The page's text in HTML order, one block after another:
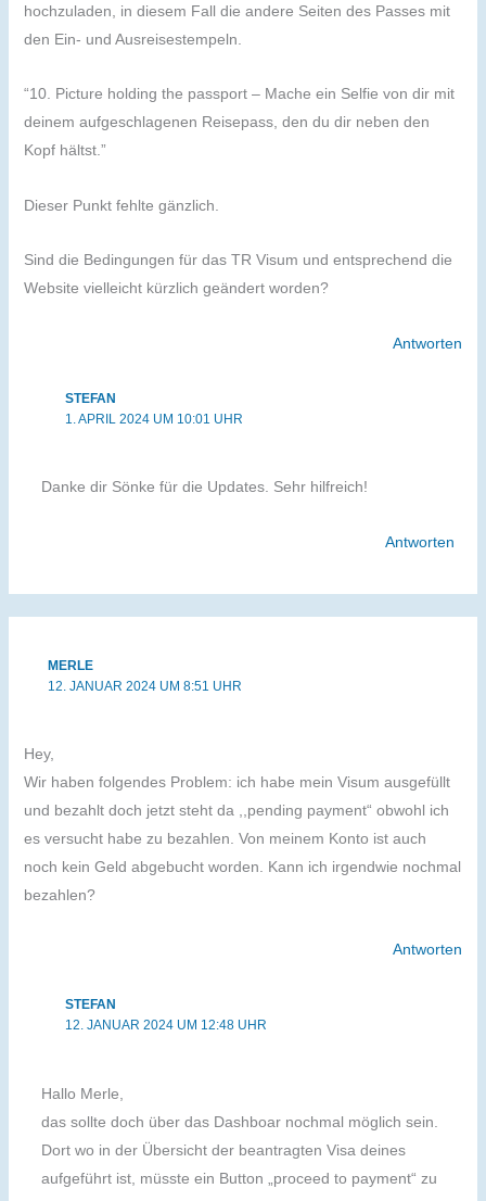
hochzuladen, in diesem Fall die andere Seiten des Passes mit
den Ein- und Ausreisestempeln.
“10. Picture holding the passport – Mache ein Selfie von dir mit
deinem aufgeschlagenen Reisepass, den du dir neben den
Kopf hältst.”
Dieser Punkt fehlte gänzlich.
Sind die Bedingungen für das TR Visum und entsprechend die
Website vielleicht kürzlich geändert worden?
Antworten
STEFAN
1. APRIL 2024 UM 10:01 UHR
Danke dir Sönke für die Updates. Sehr hilfreich!
Antworten
MERLE
12. JANUAR 2024 UM 8:51 UHR
Hey,
Wir haben folgendes Problem: ich habe mein Visum ausgefüllt
und bezahlt doch jetzt steht da ,,pending payment“ obwohl ich
es versucht habe zu bezahlen. Von meinem Konto ist auch
noch kein Geld abgebucht worden. Kann ich irgendwie nochmal
bezahlen?
Antworten
STEFAN
12. JANUAR 2024 UM 12:48 UHR
Hallo Merle,
das sollte doch über das Dashboar nochmal möglich sein.
Dort wo in der Übersicht der beantragten Visa deines
aufgeführt ist, müsste ein Button „proceed to payment“ zu